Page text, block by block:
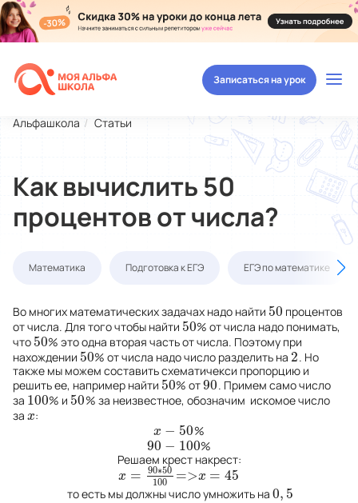
Записаться на урок
Альфашкола Статьи
Как вычислить 50
процентов от числа?
Математика Подготовка к ЕГЭ ЕГЭ по математике
Во многих математических задачах надо найти 50
50 процентов
от числа. Для того чтобы найти 50
50% от числа надо понимать,
что 50
50% это одна вторая часть от числа. Поэтому при
нахождении 50
50% от числа надо число разделить на 2
2. Но
также мы можем составить схематичекси пропорцию и
решить ее, например найти 50
50% от90
90. Примем само число
за 100
100 % и 50
50% за неизвестное, обозначим искомое число
за x
x :
x − 50
x−50 %
90 − 100
90 −100
%
Решаем крест накрест:
x = 90∗50
100
x=90∗50100
=>
=> x = 45
x=45
то есть мы должны число умножить на 0, 5
0,5